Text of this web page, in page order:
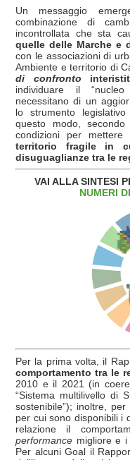
Un messaggio
combinazione di
incontrollata che sta
quelle delle Marche e
con le associazioni di
Ambiente e territorio di
di confronto
individuare il
necessitano di un
lo strumento
questo modo,
condizioni per mettere
territorio fragile in
disuguaglianze tra le
VAI ALLA SINTESI
NUMERI
Per la prima volta, il
comportamento tra le
2010 e il 2021 (in
“Sistema multilivello di
sostenibile”); inoltre,
per cui sono disponibili i
relazione il
performance migliore e
Per alcuni Goal il